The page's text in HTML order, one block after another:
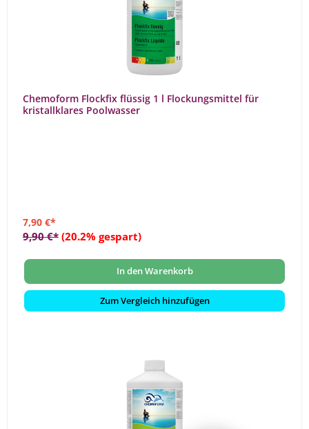
Chemoform Flockfix flüssig 1 l Flockungsmittel für
kristallklares Poolwasser
7,90 €*
9,90 €* (20.2% gespart)
In den Warenkorb
Zum Vergleich hinzufügen